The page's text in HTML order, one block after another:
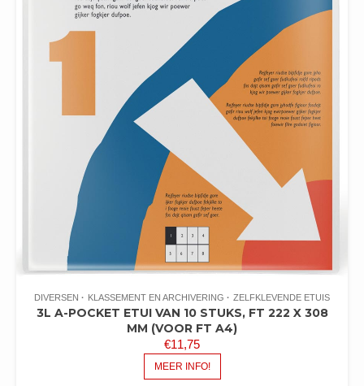
DIVERSEN KLASSEMENT EN ARCHIVERING ZELFKLEVENDE ETUIS
3L A-POCKET ETUI VAN 10 STUKS, FT 222 X 308
MM (VOOR FT A4)
€11,75
MEER INFO!